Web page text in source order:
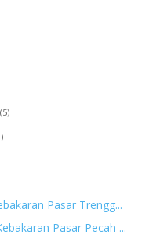
(5)
Pasar Trengg...
Pasar Pecah ...